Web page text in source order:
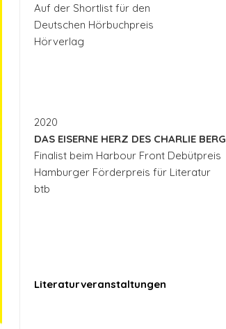
Auf der Shortlist für den
Deutschen Hörbuchpreis
Hörverlag
2020
DAS EISERNE HERZ DES CHARLIE BERG
Finalist beim Harbour Front Debütpreis
Hamburger Förderpreis für Literatur
btb
Literaturveranstaltungen